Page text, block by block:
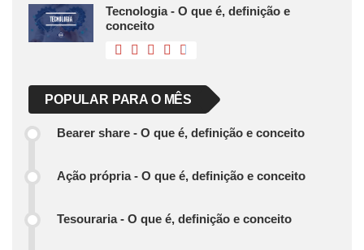
Tecnologia - O que é, definição e
conceito
POPULAR PARA O MÊS
Bearer share - O que é, definição e conceito
Ação própria - O que é, definição e conceito
Tesouraria - O que é, definição e conceito